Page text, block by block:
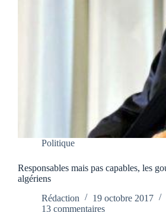
Politique
Responsables mais pas capables, les
algériens
Rédaction
19 octobre 2017
13 commentaires